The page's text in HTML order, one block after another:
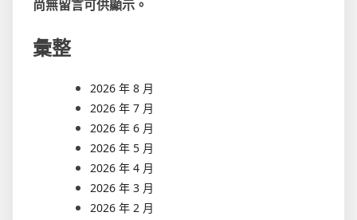
尚無留言可供顯示。
彙整
2026 年 8 月
2026 年 7 月
2026 年 6 月
2026 年 5 月
2026 年 4 月
2026 年 3 月
2026 年 2 月